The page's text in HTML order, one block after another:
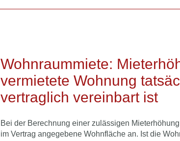
Wohnraummiete:
vermietete Wohnung
vertraglich vereinbart ist
Bei der Berechnung einer zulässigen
im Vertrag angegebene Wohnfläche an. Ist die